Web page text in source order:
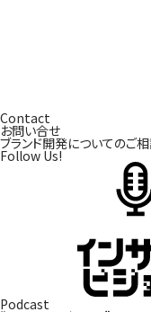
Contact
お問い合せ
ブランド開発についてのご
Follow Us!
Podcast